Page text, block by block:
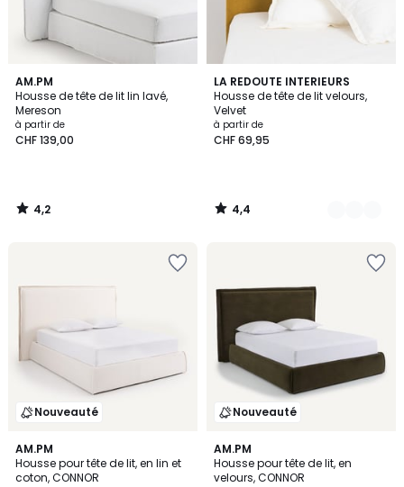
AM.PM
Housse de tête de lit lin lavé,
Mereson
à partir de
CHF 139,00
4,2
/ 5
4,2
/
LA REDOUTE INTERIEURS
Housse de tête de lit velours,
Velvet
à partir de
CHF 69,95
4,4
/ 5
4
Couleurs
4,4
/
Nouveauté
AM.PM
Housse pour tête de lit, en lin et
coton, CONNOR
Nouveauté
AM.PM
Housse pour tête de lit, en
velours, CONNOR